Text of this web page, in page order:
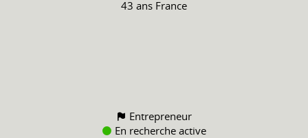
43 ans France
Entrepreneur
En recherche active